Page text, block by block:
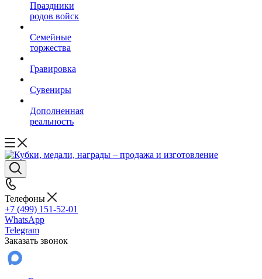
Праздники
родов войск
Семейные
торжества
Гравировка
Сувениры
Дополненная
реальность
Телефоны
+7 (499) 151-52-01
WhatsApp
Telegram
Заказать звонок